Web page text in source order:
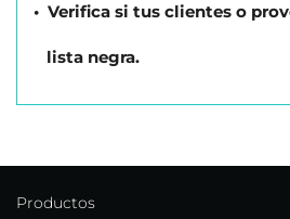
• Verifica si tus clientes o
lista negra.
Productos